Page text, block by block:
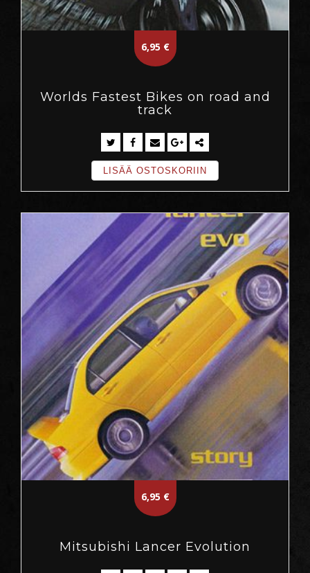
6,95 €
Worlds Fastest Bikes on road and
track
LISÄÄ OSTOSKORIIN
6,95 €
Mitsubishi Lancer Evolution